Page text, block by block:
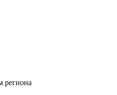
региона